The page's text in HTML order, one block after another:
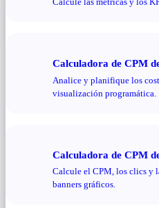
Calculadora de CPM
Analice y planifique los
visualización programática.
Calculadora de CPM
Calcule el CPM, los clics y
banners gráficos.